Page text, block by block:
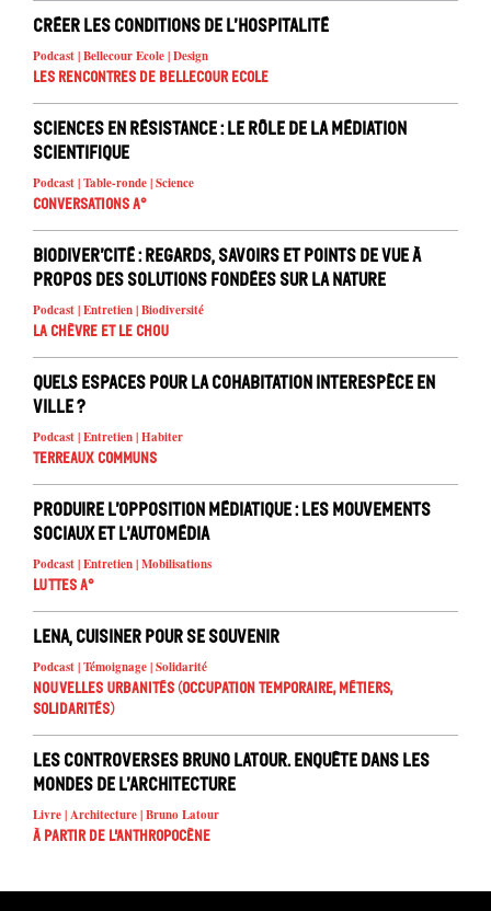
Créer les conditions de l’hospitalité
Podcast | Bellecour Ecole | Design
Les rencontres de Bellecour Ecole
Sciences en résistance : le rôle de la médiation
scientifique
Podcast | Table-ronde | Science
Conversations A°
Biodiver’cité : regards, savoirs et points de vue à
propos des solutions fondées sur la nature
Podcast | Entretien | Biodiversité
La chèvre et le chou
Quels espaces pour la cohabitation interespèce en
ville ?
Podcast | Entretien | Habiter
Terreaux Communs
Produire l’opposition médiatique : les mouvements
sociaux et l’automédia
Podcast | Entretien | Mobilisations
Luttes A°
Lena, cuisiner pour se souvenir
Podcast | Témoignage | Solidarité
Nouvelles urbanités (occupation temporaire, métiers,
solidarités)
Les controverses Bruno Latour. Enquête dans les
mondes de l’architecture
Livre | Architecture | Bruno Latour
À partir de l'anthropocène